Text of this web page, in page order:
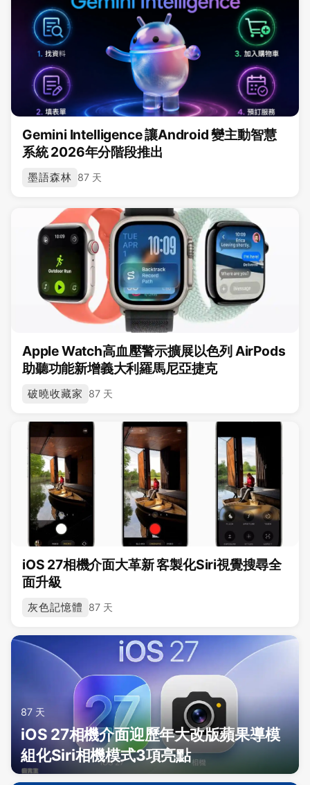
Gemini Intelligence 讓Android 變主動智慧
系統 2026年分階段推出
墨語森林 87 天
Apple Watch高血壓警示擴展以色列 AirPods
助聽功能新增義大利羅馬尼亞捷克
破曉收藏家 87 天
iOS 27相機介面大革新 客製化Siri視覺搜尋全
面升級
灰色記憶體 87 天
87 天
iOS 27相機介面迎歷年大改版蘋果導模
組化Siri相機模式3項亮點